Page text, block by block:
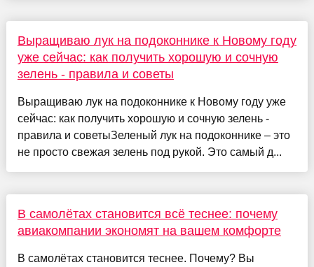
Выращиваю лук на подоконнике к Новому году
уже сейчас: как получить хорошую и сочную
зелень - правила и советы
Выращиваю лук на подоконнике к Новому году уже
сейчас: как получить хорошую и сочную зелень -
правила и советыЗеленый лук на подоконнике – это
не просто свежая зелень под рукой. Это самый д...
В самолётах становится всё теснее: почему
авиакомпании экономят на вашем комфорте
В самолётах становится теснее. Почему? Вы